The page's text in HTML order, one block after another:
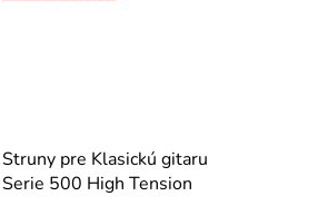
Struny pre Klasickú gitaru
Serie 500 High Tension